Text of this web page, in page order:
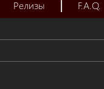
Релизы F.A.Q.